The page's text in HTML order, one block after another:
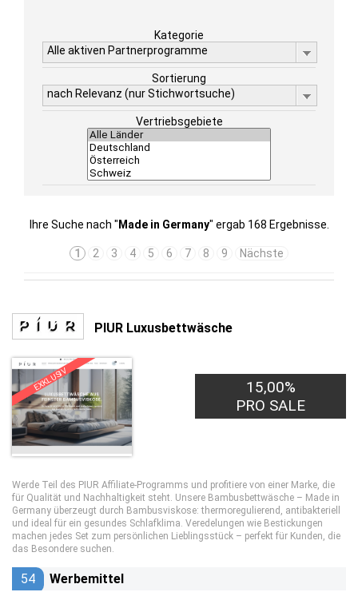
Kategorie
Alle aktiven Partnerprogramme
Sortierung
nach Relevanz (nur Stichwortsuche)
Vertriebsgebiete
Ihre Suche nach " Made in Germany" ergab 168 Ergebnisse.
1 2 3 4 5 6 7 8 9 Nächste
PIUR Luxusbettwäsche
EXKLUSIV
15,00%
PRO SALE
Werde Teil des PIUR Affiliate-Programms und profitiere von einer Marke, die
für Qualität und Nachhaltigkeit steht. Unsere Bambusbettwäsche – Made in
Germany überzeugt durch Bambusviskose: thermoregulierend, antibakteriell
und ideal für ein gesundes Schlafklima. Veredelungen wie Bestickungen
machen jedes Set zum persönlichen Lieblingsstück – perfekt für Kunden, die
das Besondere suchen.
54 Werbemittel